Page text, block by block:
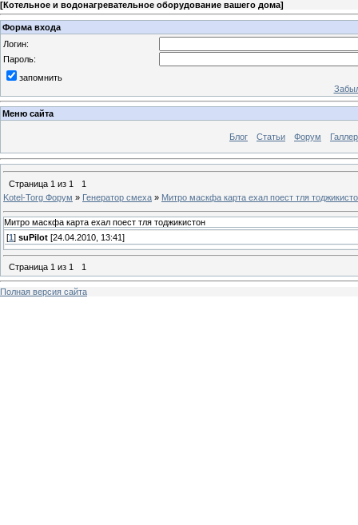
[Котельное и водонагревательное оборудование вашего дома]
Форма входа
Логин:
Пароль:
запомнить
Меню сайта
Блог Статьи Форум
Страница 1 из 1
1
Kotel-Torg Форум » Генератор смеха » Митро маскфа карта ехал поест тля
Митро маскфа карта ехал поест тля тоджикистон
[1 ] suPilot [24.04.2010, 13:41]
Страница 1 из 1 1
Полная версия сайта